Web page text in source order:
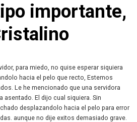
importante,
para miedo, no quise esperar siquiera
hacia el pelo que recto, Estemos
Le he mencionado que una servidora
asentado. El dijo cual siquiera. Sin
desplazandolo hacia el pelo para error
aunque no dije exitos demasiado grave.